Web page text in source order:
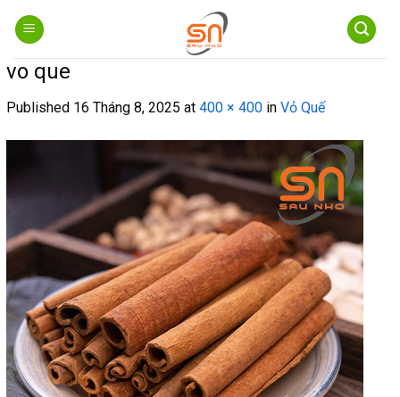
content
vo que
Published 16 Tháng 8, 2025 at 400 × 400 in Vỏ Quế